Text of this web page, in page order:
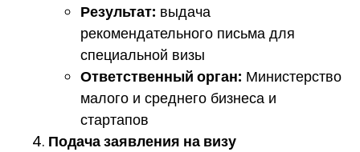
Результат: выдача
рекомендательного письма для
специальной визы
Ответственный орган: Министерство
малого и среднего бизнеса и
стартапов
Подача заявления на визу